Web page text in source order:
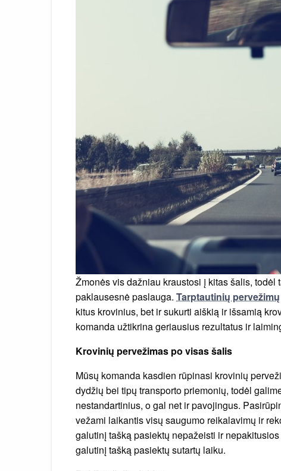
Žmonės vis dažniau kraustosi į kitas šalis,
paklausesnė paslauga. Tarptautinių pervežimų
kitus krovinius, bet ir sukurti aiškią ir išsamią
komanda užtikrina geriausius rezultatus ir
Krovinių pervežimas po visas šalis
Mūsų komanda kasdien rūpinasi krovinių
dydžių bei tipų transporto priemonių, todėl
nestandartinius, o gal net ir pavojingus.
vežami laikantis visų saugumo reikalavimų ir
galutinį tašką pasiektų nepažeisti ir
galutinį tašką pasiektų sutartų laiku.